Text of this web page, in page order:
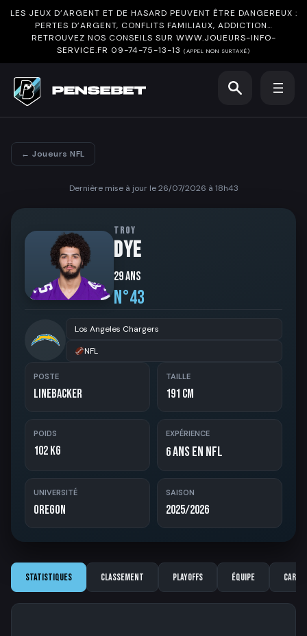
LES JEUX D’ARGENT ET DE HASARD PEUVENT ÊTRE DANGEREUX :
PERTES D’ARGENT, CONFLITS FAMILIAUX, ADDICTION…
RETROUVEZ NOS CONSEILS SUR WWW.JOUEURS-INFO-
SERVICE.FR 09-74-75-13-13 (APPEL NON SURTAXÉ)
← Joueurs NFL
Dernière mise à jour le 26/07/2026 à 18h43
TROY
DYE
29 ans
N°43
Los Angeles Chargers
NFL
POSTE
Linebacker
TAILLE
191 cm
POIDS
102 kg
EXPÉRIENCE
6ans en NFL
UNIVERSITÉ
Oregon
SAISON
2025/2026
Statistiques Classement Playoffs Équipe